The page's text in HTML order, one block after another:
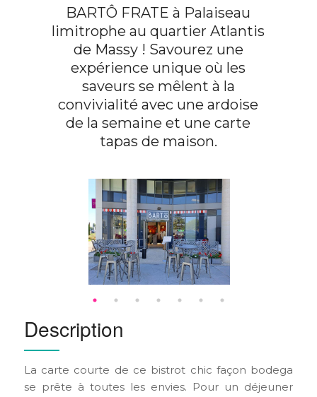
BARTÔ FRATE à Palaiseau
limitrophe au quartier Atlantis
de Massy ! Savourez une
expérience unique où les
saveurs se mêlent à la
convivialité avec une ardoise
de la semaine et une carte
tapas de maison.
Description
La carte courte de ce bistrot chic façon bodega
se prête à toutes les envies. Pour un déjeuner